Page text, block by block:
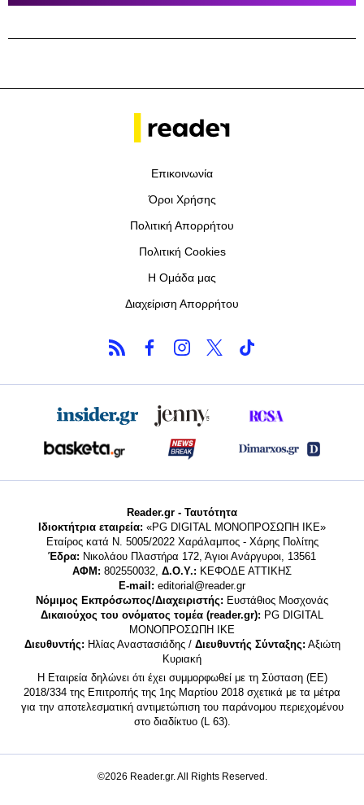
Επικοινωνία
Όροι Χρήσης
Πολιτική Απορρήτου
Πολιτική Cookies
Η Ομάδα μας
Διαχείριση Απορρήτου
Reader.gr - Ταυτότητα
Ιδιοκτήτρια εταιρεία: «PG DIGITAL MONΟΠΡΟΣΩΠΗ ΙΚΕ»
Εταίρος κατά Ν. 5005/2022 Χαράλαμπος - Χάρης Πολίτης
Έδρα: Νικολάου Πλαστήρα 172, Άγιοι Ανάργυροι, 13561
ΑΦΜ: 802550032, Δ.Ο.Υ.: ΚΕΦΟΔΕ ΑΤΤΙΚΗΣ
E-mail: editorial@reader.gr
Νόμιμος Εκπρόσωπος/Διαχειριστής: Ευστάθιος Μοσχονάς
Δικαιούχος του ονόματος τομέα (reader.gr): PG DIGITAL
MONΟΠΡΟΣΩΠΗ ΙΚΕ
Διευθυντής: Ηλίας Αναστασιάδης / Διευθυντής Σύνταξης: Αξιώτη
Κυριακή
Η Εταιρεία δηλώνει ότι έχει συμμορφωθεί με τη Σύσταση (ΕΕ)
2018/334 της Επιτροπής της 1ης Μαρτίου 2018 σχετικά με τα μέτρα
για την αποτελεσματική αντιμετώπιση του παράνομου περιεχομένου
στο διαδίκτυο (L 63).
©2026 Reader.gr. All Rights Reserved.